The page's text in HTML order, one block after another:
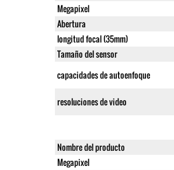
Megapixel
Abertura
longitud focal (35mm)
Tamaño del sensor
capacidades de autoenfoque
resoluciones de video
Nombre del producto
Megapixel